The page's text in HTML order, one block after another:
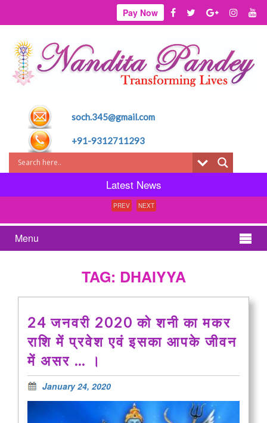
Pay Now
soch.345@gmail.com
+91-9312711293
Latest News
PREV NEXT
Menu
TAG: DHAIYYA
24 जनवरी 2020 को शनी का मकर
राशि में प्रवेश एवं इसका आपके जीवन
में असर … ।
January 24, 2020